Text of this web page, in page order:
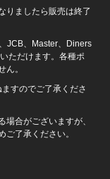
りましたら販売は終了
JCB、Master、Diners
ただけます。各種ポ
ん。
すのでご了承くださ
合がございますが、
了承ください。